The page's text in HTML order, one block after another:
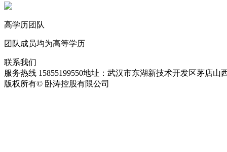
高学历团队
团队成员均为高等学历
联系我们
服务热线 15855199550地址：武汉市东湖新技术开发区茅店山
版权所有© 卧涛控股有限公司